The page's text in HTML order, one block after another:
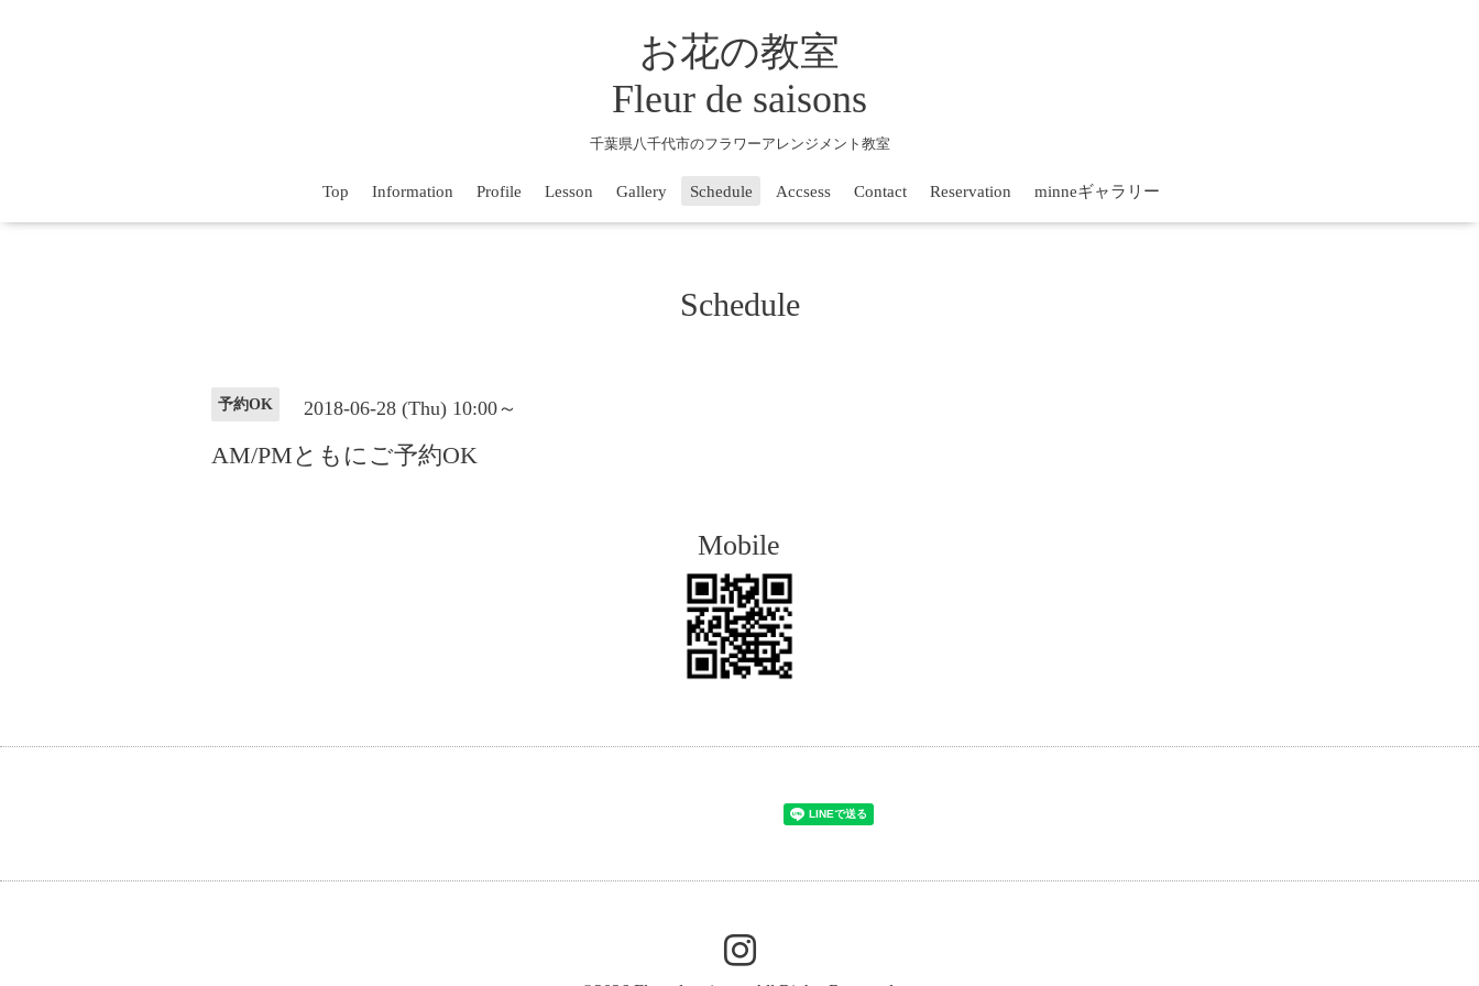
お花の教室
Fleur de saisons
千葉県八千代市のフラワーアレンジメント教室
Top Information Profile Lesson Gallery Schedule Accsess Contact Reservation minneギャラリー
Schedule
予約OK 2018-06-28 (Thu) 10:00～
AM/PMともにご予約OK
Mobile